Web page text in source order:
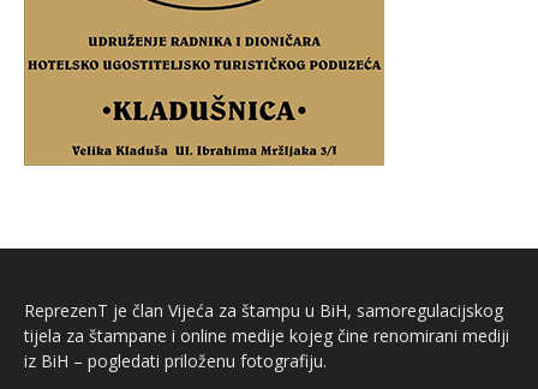
ReprezenT je član Vijeća za štampu u BiH, samoregulacijskog
tijela za štampane i online medije kojeg čine renomirani mediji
iz BiH – pogledati priloženu fotografiju.